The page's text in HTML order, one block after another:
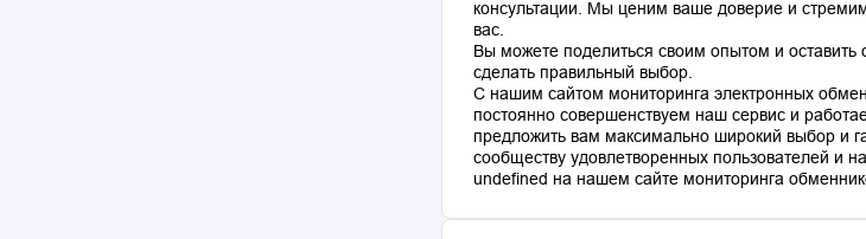
консультации. Мы ценим ваше доверие и
вас.
Вы можете поделиться своим опытом и оставить
сделать правильный выбор.
С нашим сайтом мониторинга электронных
постоянно совершенствуем наш сервис и
предложить вам максимально широкий выбор и
сообществу удовлетворенных пользователей